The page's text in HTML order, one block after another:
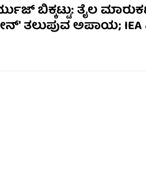
ಬಿಕ್ಕಟ್ಟು: ತೈಲ
ತಲುಪುವ ಅಪಾಯ; IEA